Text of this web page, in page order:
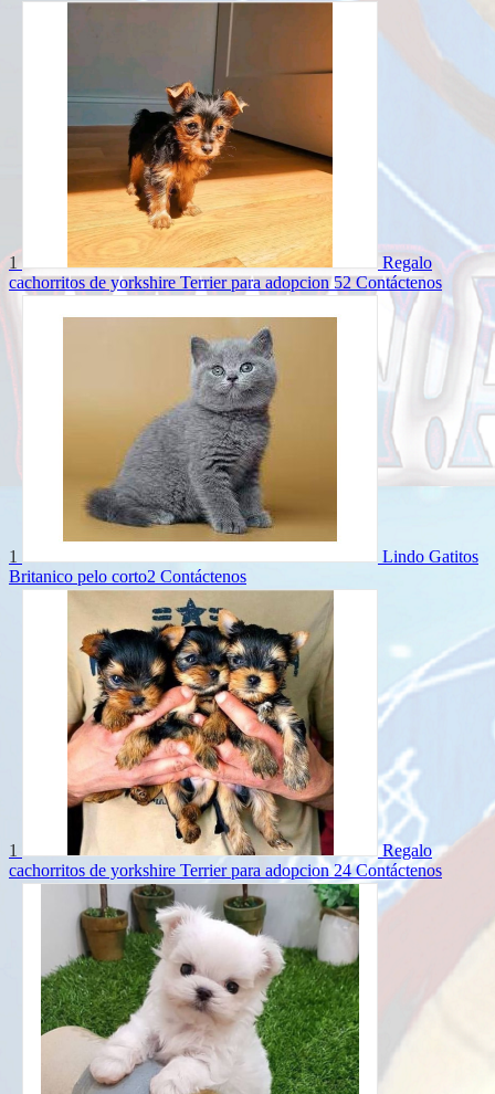
1
Regalo
cachorritos de yorkshire Terrier para adopcion 52 Contáctenos
1
Lindo Gatitos
Britanico pelo corto2 Contáctenos
1
Regalo
cachorritos de yorkshire Terrier para adopcion 24 Contáctenos